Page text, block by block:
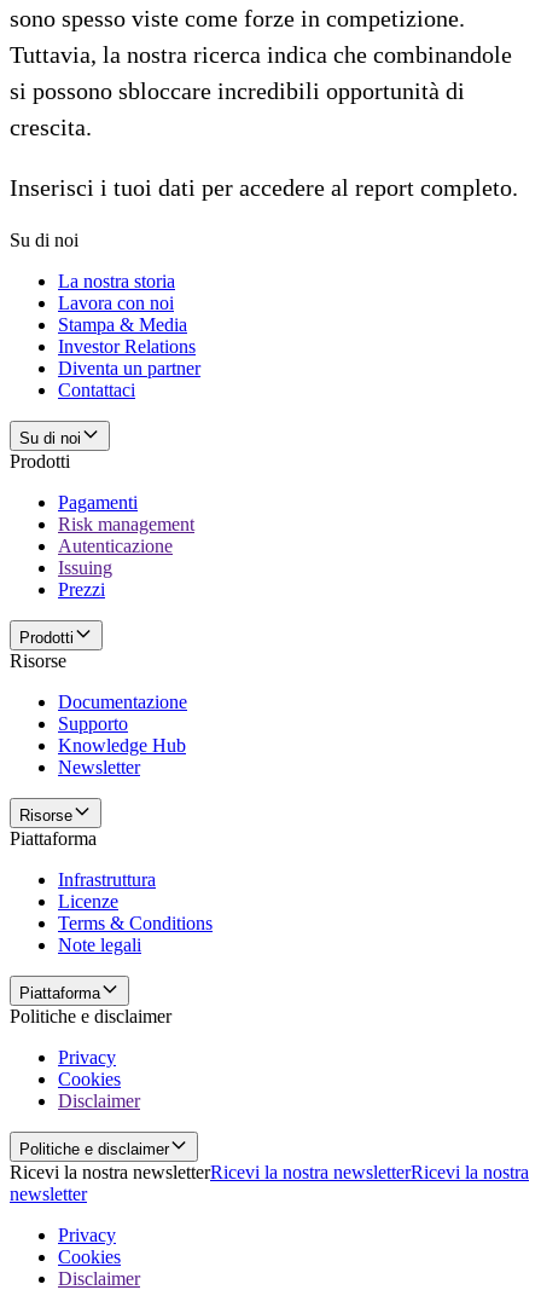
sono spesso viste come forze in competizione.
Tuttavia, la nostra ricerca indica che combinandole
si possono sbloccare incredibili opportunità di
crescita.
Inserisci i tuoi dati per accedere al report completo.
Su di noi
La nostra storia
Lavora con noi
Stampa & Media
Investor Relations
Diventa un partner
Contattaci
Su di noi
Prodotti
Pagamenti
Risk management
Autenticazione
Issuing
Prezzi
Prodotti
Risorse
Documentazione
Supporto
Knowledge Hub
Newsletter
Risorse
Piattaforma
Infrastruttura
Licenze
Terms & Conditions
Note legali
Piattaforma
Politiche e disclaimer
Privacy
Cookies
Disclaimer
Politiche e disclaimer
Ricevi la nostra newsletterRicevi la nostra newsletterRicevi la nostra
newsletter
Privacy
Cookies
Disclaimer